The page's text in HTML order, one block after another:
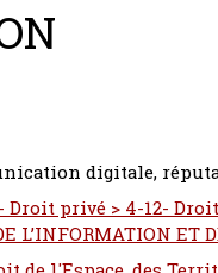
digitale,
Droit privé > 4-12-
L’INFORMATION ET